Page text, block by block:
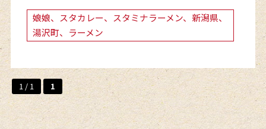
娘娘、スタカレー、スタミナラーメン、新潟県、
湯沢町、ラーメン
1 / 1 1